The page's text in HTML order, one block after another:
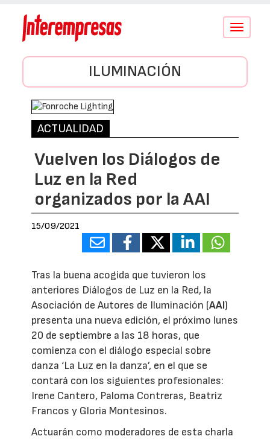
Conmutar
ILUMINACIÓN
ACTUALIDAD
Vuelven los Diálogos de
Luz en la Red
organizados por la AAI
15/09/2021
Tras la buena acogida que tuvieron los
anteriores Diálogos de Luz en la Red, la
Asociación de Autores de Iluminación (AAI)
presenta una nueva edición, el próximo lunes
20 de septiembre a las 18 horas, que
comienza con el diálogo especial sobre
danza ‘La Luz en la danza’, en el que se
contará con los siguientes profesionales:
Irene Cantero, Paloma Contreras, Beatriz
Francos y Gloria Montesinos.
Actuarán como moderadores de esta charla